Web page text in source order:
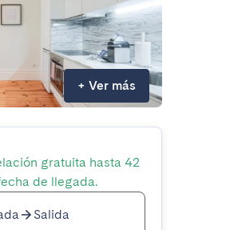
+ Ver más
gratuita hasta 42
de llegada.
Salida